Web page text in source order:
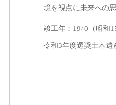
境を視点に未来への
竣工年：1940（昭和
令和3年度選奨土木遺